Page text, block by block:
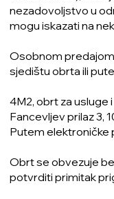
nezadovoljstvo u
mogu iskazati na
Osobnom
sjedištu obrta ili
4M2, obrt za usluge
Fancevljev prilaz 3,
Putem
Obrt se obvezuje
potvrditi primitak